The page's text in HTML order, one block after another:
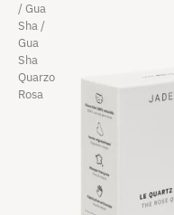
/Gua
Sha /
Gua
Sha
Quarzo
Rosa